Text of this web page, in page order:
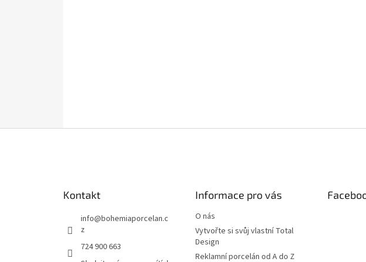
Kontakt
info@bohemiaporcelan.c
z
724 900 663
Informace pro vás
O nás
Vytvořte si svůj vlastní Total
Design
Reklamní porcelán od A do Z